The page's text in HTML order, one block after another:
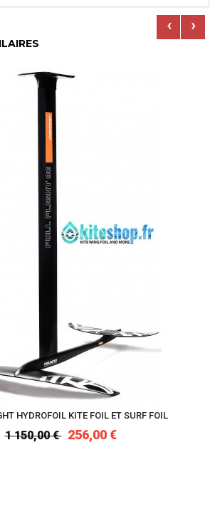
‹ ›
HYDROFOIL KITE FOIL ET SURF FOIL
1 150,00 € 256,00 €